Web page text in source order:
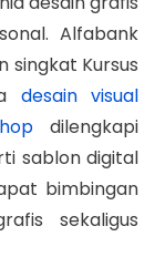
Alfabank
singkat Kursus
desain visual
dilengkapi
sablon digital
bimbingan
sekaligus